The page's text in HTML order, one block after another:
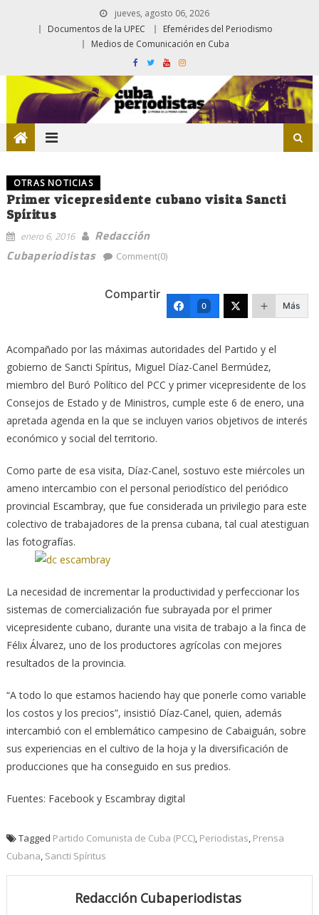
jueves, agosto 06, 2026
Documentos de la UPEC
Efemérides del Periodismo
Medios de Comunicación en Cuba
OTRAS NOTICIAS
Primer vicepresidente cubano visita Sancti
Spíritus
enero 6, 2016
Redacción
Cubaperiodistas
Comment(0)
Compartir
0 Más
Acompañado por las máximas autoridades del Partido y el
gobierno de Sancti Spíritus, Miguel Díaz-Canel Bermúdez,
miembro del Buró Político del PCC y primer vicepresidente de los
Consejos de Estado y de Ministros, cumple este 6 de enero, una
apretada agenda en la que se incluyen varios objetivos de interés
económico y social del territorio.
Como parte de esa visita, Díaz-Canel, sostuvo este miércoles un
ameno intercambio con el personal periodístico del periódico
provincial Escambray, que fue considerada un privilegio para este
colectivo de trabajadores de la prensa cubana, tal cual atestiguan
las fotografías.
La necesidad de incrementar la productividad y perfeccionar los
sistemas de comercialización fue subrayada por el primer
vicepresidente cubano, durante una visita de trabajo a la finca de
Félix Álvarez, uno de los productores agrícolas con mejores
resultados de la provincia.
“A todo lo que estamos haciendo hay que ponerle como variable
los costos y los precios”, insistió Díaz-Canel, quien, además
intercambió con el emblemático campesino de Cabaiguán, sobre
sus experiencias en el cultivo de la hoja y la diversificación de
producciones que ha conseguido en sus predios.
Fuentes: Facebook y Escambray digital
Tagged Partido Comunista de Cuba (PCC), Periodistas, Prensa
Cubana, Sancti Spíritus
Redacción Cubaperiodistas